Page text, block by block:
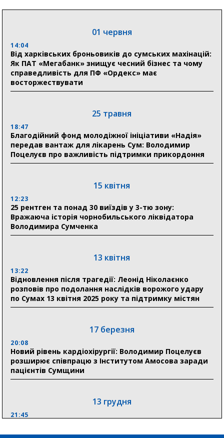
УЗД та обладнання від партнерів із Німеччини
10:52
Кобзар домовляється із Червоним Хрестом про нові
укриття та енергетичну підтримку для Сумської
громади
Понад 8 мільйонів книжок згоріли. Як допомогти
«Ранку» та іншим видавництвам відновитися
04 серпня
20:41
на пенсії, страхові виплати та підтримку
03 серпня
18:54
прифронтової Сумщини: перша група оздоровилася
18:30
Ніколаєнко: у Сумах погодили 115 компенсацій на
відновлення житла майже на 6,6 млн грн
31 липня
21:01
До 19 400 гривень на паливо: Пенсійний фонд
Сумщини пояснив, як отримати допомогу на зиму
01 червня
14:04
Від харківських броньовиків до сумських махінацій:
Як ПАТ «Мегабанк» знищує чесний бізнес та чому
справедливість для ПФ «Ордекс» має
восторжествувати
25 травня
18:47
Благодійний фонд молодіжної ініціативи «Надія»
передав вантаж для лікарень Сум: Володимир
Поцелуєв про важливість підтримки прикордоння
15 квітня
12:23
25 рентген та понад 30 виїздів у 3-тю зону:
Вражаюча історія чорнобильського ліквідатора
Володимира Сумченка
13 квітня
13:22
Відновлення після трагедії: Леонід Ніколаєнко
розповів про подолання наслідків ворожого удару
по Сумах 13 квітня 2025 року та підтримку містян
17 березня
20:08
Новий рівень кардіохірургії: Володимир Поцелуєв
розширює співпрацю з Інститутом Амосова заради
пацієнтів Сумщини
13 грудня
21:45
збільшити завантаження стратегічних українських